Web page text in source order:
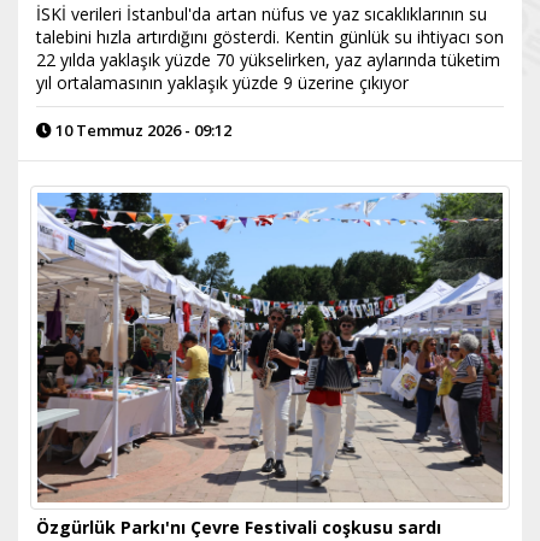
İSKİ verileri İstanbul'da artan nüfus ve yaz sıcaklıklarının su
talebini hızla artırdığını gösterdi. Kentin günlük su ihtiyacı son
22 yılda yaklaşık yüzde 70 yükselirken, yaz aylarında tüketim
yıl ortalamasının yaklaşık yüzde 9 üzerine çıkıyor
10 Temmuz 2026 - 09:12
Özgürlük Parkı'nı Çevre Festivali coşkusu sardı